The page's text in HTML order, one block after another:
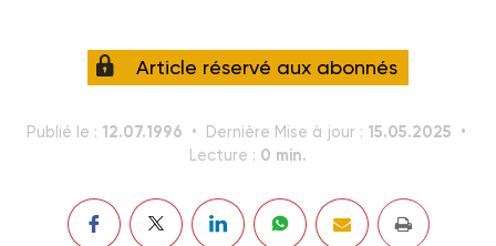
Article réservé aux abonnés
Publié le : 12.07.1996 Dernière Mise à jour : 15.05.2025
Lecture : 0 min.